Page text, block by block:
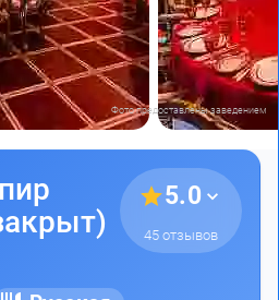
Фото предоставлены заведением
5.0
45 отзывов